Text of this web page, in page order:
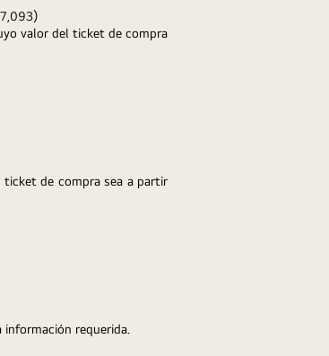
valor del ticket de compra
de compra sea a partir
requerida.